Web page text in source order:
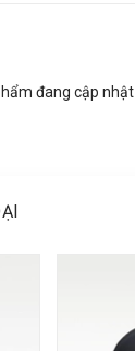
đang cập nhật